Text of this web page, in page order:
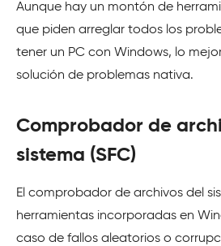
Aunque hay un montón de
que piden arreglar todos los
tener un PC con Windows, lo
solución de problemas nativa.
Comprobador de
sistema (SFC)
El comprobador de archivos del
herramientas incorporadas en
caso de fallos aleatorios o